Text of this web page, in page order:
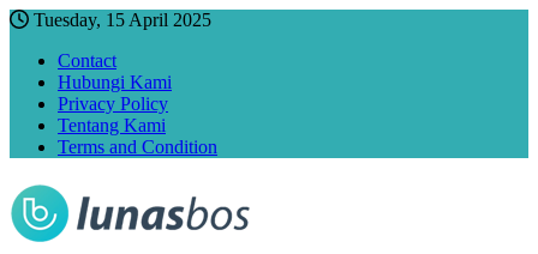
Tuesday, 15 April 2025
Contact
Hubungi Kami
Privacy Policy
Tentang Kami
Terms and Condition